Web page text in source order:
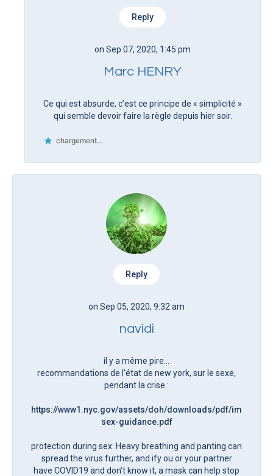
Reply
on Sep 07, 2020, 1:45 pm
Marc HENRY
Ce qui est absurde, c’est ce principe de « simplicité »
qui semble devoir faire la règle depuis hier soir.
chargement…
Reply
on Sep 05, 2020, 9:32 am
navidi
il y a même pire…
recommandations de l’état de new york, sur le sexe,
pendant la crise :
https://www1.nyc.gov/assets/doh/downloads/pdf/imm/
sex-guidance.pdf
protection during sex: Heavy breathing and panting can
spread the virus further, and ify ou or your partner
have COVID19 and don’t know it, a mask can help stop